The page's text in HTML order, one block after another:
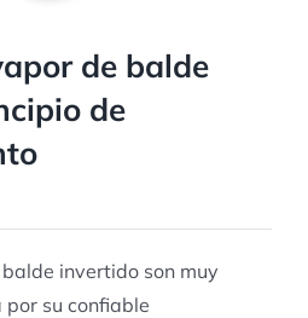
de balde
de
invertido son muy
su confiable